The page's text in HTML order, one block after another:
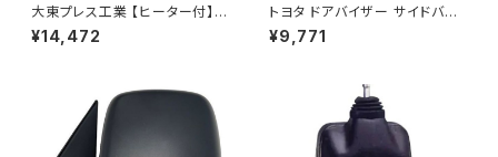
大東プレス工業 【ヒーター付】ハ
イウェイミラー ヒーター付 100
0R DI-5101CXY
¥14,472
トヨタ ドアバイザー サイドバイ
ザー タンク 900系 ルーミー 9
00系 M900A M910A サイドド
¥9,771